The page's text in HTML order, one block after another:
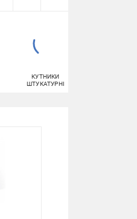
КУТНИКИ
ШТУКАТУРНІ